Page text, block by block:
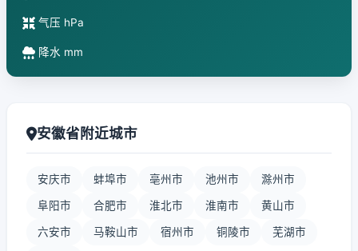
气压 hPa
降水 mm
安徽省附近城市
安庆市 蚌埠市 亳州市 池州市 滁州市
阜阳市 合肥市 淮北市 淮南市 黄山市
六安市 马鞍山市 宿州市 铜陵市 芜湖市